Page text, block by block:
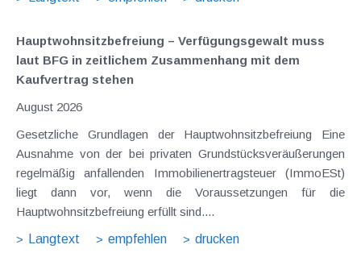
Hauptwohnsitz​­befreiung – Verfügungsgewalt muss
laut BFG in zeitlichem Zusammenhang mit dem
Kaufvertrag stehen
August 2026
Gesetzliche Grundlagen der Hauptwohnsitzbefreiung Eine
Ausnahme von der bei privaten Grundstücksveräußerungen
regelmäßig anfallenden Immobilienertragsteuer (ImmoESt)
liegt dann vor, wenn die Voraussetzungen für die
Hauptwohnsitzbefreiung erfüllt sind....
Langtext
empfehlen drucken